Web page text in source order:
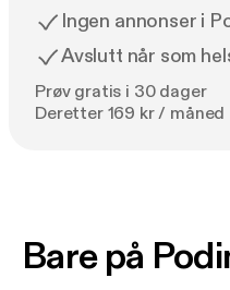
Ingen annonser i
Avslutt når som
Prøv gratis i 30 dager
Deretter 169 kr / måned
Bare på